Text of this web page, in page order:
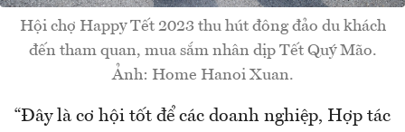
Hội chợ Happy Tết 2023 thu hút đông đảo du khách
đến tham quan, mua sắm nhân dịp Tết Quý Mão.
Ảnh: Home Hanoi Xuan.
“Đây là cơ hội tốt để các doanh nghiệp, Hợp tác